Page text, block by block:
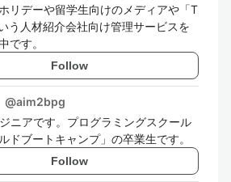
リデーや留学生向けのメディアや「T
う人材紹介会社向け管理サービスを
です。
Follow
@aim2bpg
ニアです。プログラミングスクール
ドブートキャンプ」の卒業生です。
Follow